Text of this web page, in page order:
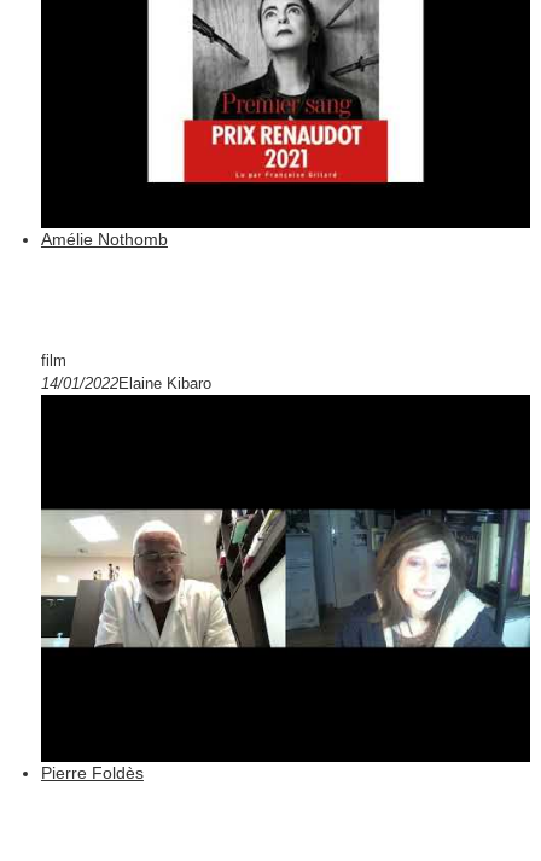
Amélie Nothomb
film
14/01/2022Elaine Kibaro
Pierre Foldès